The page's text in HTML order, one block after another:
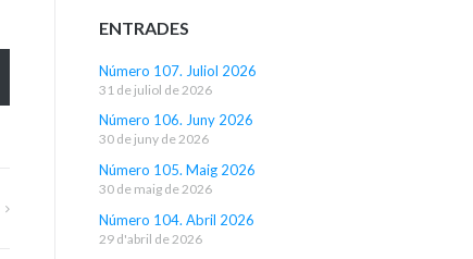
ENTRADES
Número 107. Juliol 2026
31 de juliol de 2026
Número 106. Juny 2026
30 de juny de 2026
Número 105. Maig 2026
30 de maig de 2026
Número 104. Abril 2026
29 d'abril de 2026